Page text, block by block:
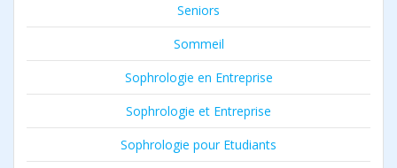
Seniors
Sommeil
Sophrologie en Entreprise
Sophrologie et Entreprise
Sophrologie pour Etudiants